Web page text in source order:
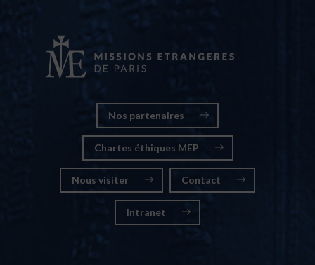
Nos partenaires
Chartes éthiques MEP
Nous visiter Contact
Intranet